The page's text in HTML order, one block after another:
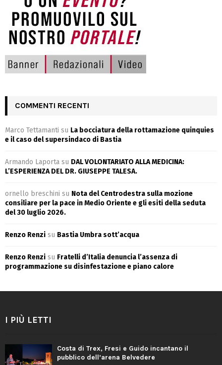
COMMENTI RECENTI
Marco Tettamanti su La bocciatura della rottamazione quinquies
e il caso del supersindaco di Bastia
Armando Laporta su DAL VOLONTARIATO ALLA MEDICINA:
L’ESPERIENZA DEL DR. GIUSEPPE TALESA.
ornello breschini su Nota del Centrodestra sulla mozione
consiliare per la pace in Medio Oriente e gli esiti della seduta
del 30 luglio 2026.
Renzo Renzi su Bastia Umbra sott’acqua
Renzo Renzi su Fratelli d’Italia denuncia l’assenza di
programmazione su disinfestazione e piano calore
I PIÙ LETTI
Costa di Trex, Fresi e Guido incantano il
pubblico dell’arena Belvedere